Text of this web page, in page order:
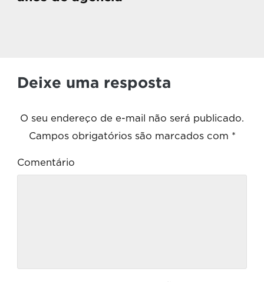
Deixe uma resposta
O seu endereço de e-mail não será publicado.
Campos obrigatórios são marcados com *
Comentário